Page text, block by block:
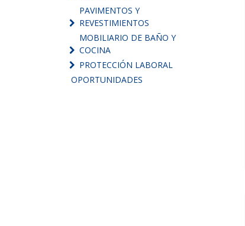
PAVIMENTOS Y
REVESTIMIENTOS
MOBILIARIO DE BAÑO Y
COCINA
PROTECCIÓN LABORAL
OPORTUNIDADES